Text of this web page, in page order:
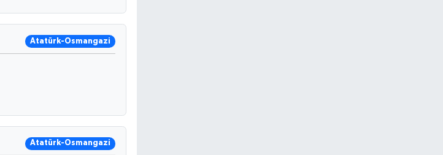
Atatürk-Osmangazi
Atatürk-Osmangazi